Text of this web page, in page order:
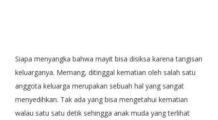
Siapa menyangka bahwa mayit bisa disiksa karena tangisan
keluarganya. Memang, ditinggal kematian oleh salah satu
anggota keluarga merupakan sebuah hal yang sangat
menyedihkan. Tak ada yang bisa mengetahui kematian
walau satu satu detik sehingga anak muda yang terlihat